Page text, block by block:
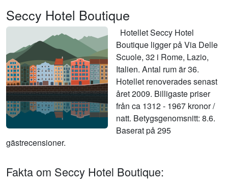
Seccy Hotel Boutique
Hotellet Seccy Hotel
Boutique ligger på Via Delle
Scuole, 32 i Rome, Lazio,
Italien. Antal rum är 36.
Hotellet renoverades senast
året 2009. Billigaste priser
från ca 1312 - 1967 kronor /
natt. Betygsgenomsnitt: 8.6.
Baserat på 295
gästrecensioner.
Fakta om Seccy Hotel Boutique: